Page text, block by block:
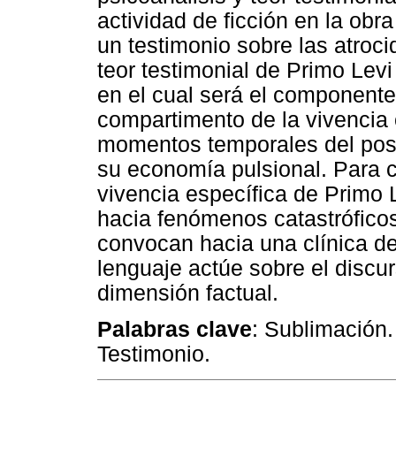
actividad de ficción en la
un testimonio sobre las
teor testimonial de Primo
en el cual será el
compartimento de la
momentos temporales del
su economía pulsional. Para
vivencia específica de Primo
hacia fenómenos
convocan hacia una clínica
lenguaje actúe sobre el
dimensión factual.
Palabras clave:
Testimonio.